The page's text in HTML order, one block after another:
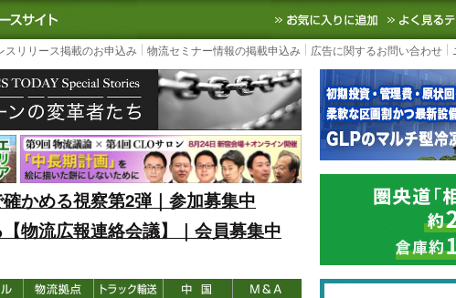
国内最大の物流ニュースサイト3PL, SCMなど国内外の最新の物流ニュース
お気に入
スリリース掲載のお申込み 物流セミナー情報の掲載申込み 広告に関するお問い合わせ
かめる視察第2弾｜参加募集中
物流広報連絡会議】｜会員募集中